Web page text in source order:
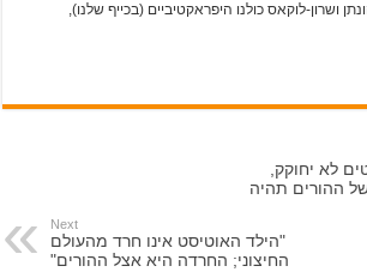
ושרון-לוקאס כולנו היפראקטיביים (בכייף שלנו),
לא יחוקק,
ההורים תהיה
Next
"הילד האוטיסט אינו חרד מהעולם
החיצוני; החרדה היא אצל ההורים"